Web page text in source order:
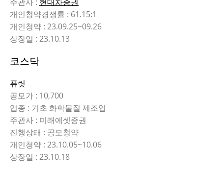
개인청약경쟁률 : 61.15:1
개인청약 : 23.09.25~09.26
상장일 : 23.10.13
코스닥
퓨릿
공모가 : 10,700
업종 : 기초 화학물질 제조업
주관사 : 미래에셋증권
진행상태 : 공모청약
개인청약 : 23.10.05~10.06
상장일 : 23.10.18